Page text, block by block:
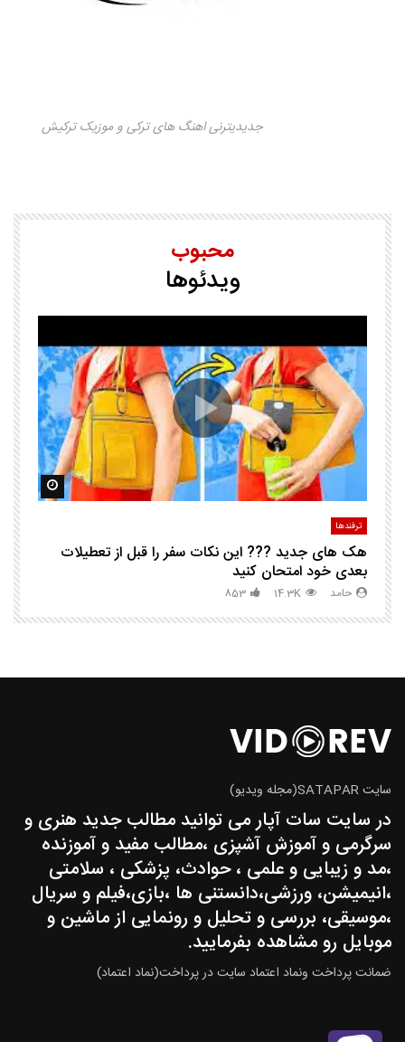
جدیدیترنی اهنگ های ترکی و موزیک ترکیش
محبوب
ویدئوها
مشاهده
ترفندها
هک های جدید ??️? این نکات سفر را قبل از تعطیلات
بعدی خود امتحان کنید
حامد 14.3K
853
مشاهده بعدا
سایت SATAPAR(مجله ویدیو)
در سایت سات آپار می توانید مطالب جدید هنری و
سرگرمی و آموزش آشپزی ،مطالب مفید و آموزنده
،مد و زیبایی و علمی ، حوادث، پزشکی ، سلامتی
،انیمیشن، ورزشی،دانستنی ها ،بازی،فیلم و سریال
،موسیقی، بررسی و تحلیل و رونمایی از ماشین و
موبایل رو مشاهده بفرمایید.
ضمانت پرداخت ونماد اعتماد سایت در پرداخت(نماد اعتماد)